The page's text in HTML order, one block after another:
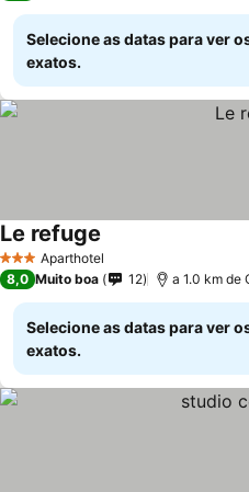
Selecione as datas para ver
exatos.
3 EstrelasAparthotel
Le refuge
8,0 Muito boa 12 a 1.0 km de
Selecione as datas para ver
exatos.